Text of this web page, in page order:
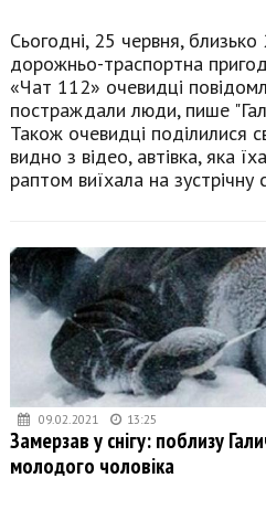
Сьогодні, 25 червня,
дорожньо-траспортна
«Чат 112» очевидці
постраждали люди, пише
Також очевидці поділилися
видно з відео, автівка, яка
раптом виїхала на зустрічну
09.02.2021 13:25
Замерзав у снігу: поблизу
молодого чоловіка